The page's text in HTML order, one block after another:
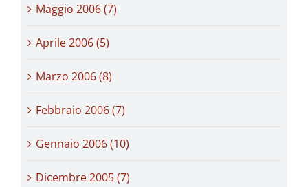
Maggio 2006 (7)
Aprile 2006 (5)
Marzo 2006 (8)
Febbraio 2006 (7)
Gennaio 2006 (10)
Dicembre 2005 (7)